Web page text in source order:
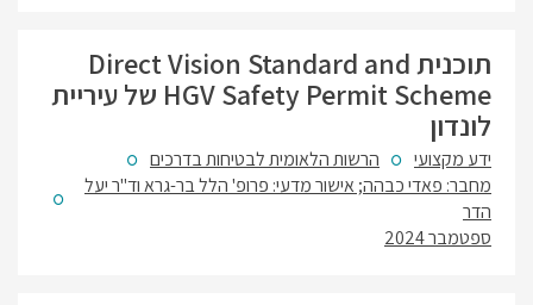
תוכנית Direct Vision Standard and
HGV Safety Permit Scheme של עיריית
לונדון
ידע מקצועי
הרשות הלאומית לבטיחות בדרכים
מחבר: פאדי כבהה; אישור מדעי: פרופ' הלל בר-גרא וד"ר יעל
הדר
ספטמבר 2024